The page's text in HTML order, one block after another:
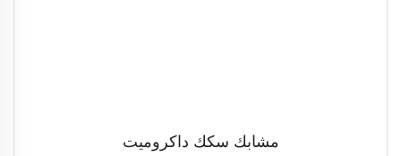
مشابك سكك داكروميت